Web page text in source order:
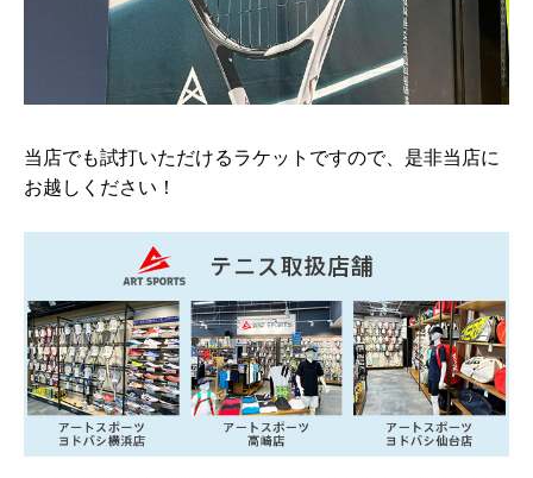
当店でも試打いただけるラケットですので、是非当店に
お越しください！